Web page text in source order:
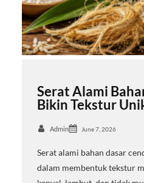
Serat Alami
Bikin Tekstur
Admin June 7, 2026
Serat alami bahan dasar
dalam membentuk tekstur